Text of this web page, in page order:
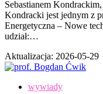
Sebastianem
Kondracki jest jednym z
Energetyczna – Nowe
udział:…
Aktualizacja: 2026-05-29
wywiady